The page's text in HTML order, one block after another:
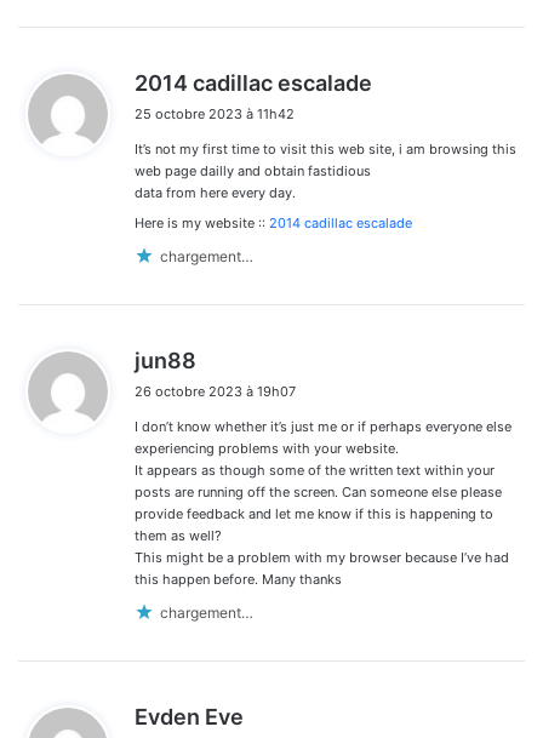
2014 cadillac escalade
25 octobre 2023 à 11h42
It’s not my first time to visit this web site, i am browsing this
web page dailly and obtain fastidious
data from here every day.
Here is my website :: 2014 cadillac escalade
chargement…
jun88
t
:
26 octobre 2023 à 19h07
I don’t know whether it’s just me or if perhaps everyone else
experiencing problems with your website.
It appears as though some of the written text within your
posts are running off the screen. Can someone else please
provide feedback and let me know if this is happening to
them as well?
This might be a problem with my browser because I’ve had
this happen before. Many thanks
chargement…
Evden Eve